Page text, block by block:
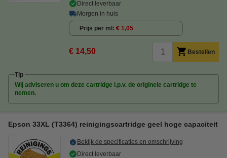
Direct leverbaar
Morgen in huis
Prijs per ml € 1,05
€ 14,50 Bestellen
Tip
Wij adviseren u om deze cartridge i.p.v. de originele cartridge te
nemen.
Epson 33XL (T3364) reinigingscartridge geel hoge capaciteit
Bekijk de specificaties en omschrijving
Direct leverbaar